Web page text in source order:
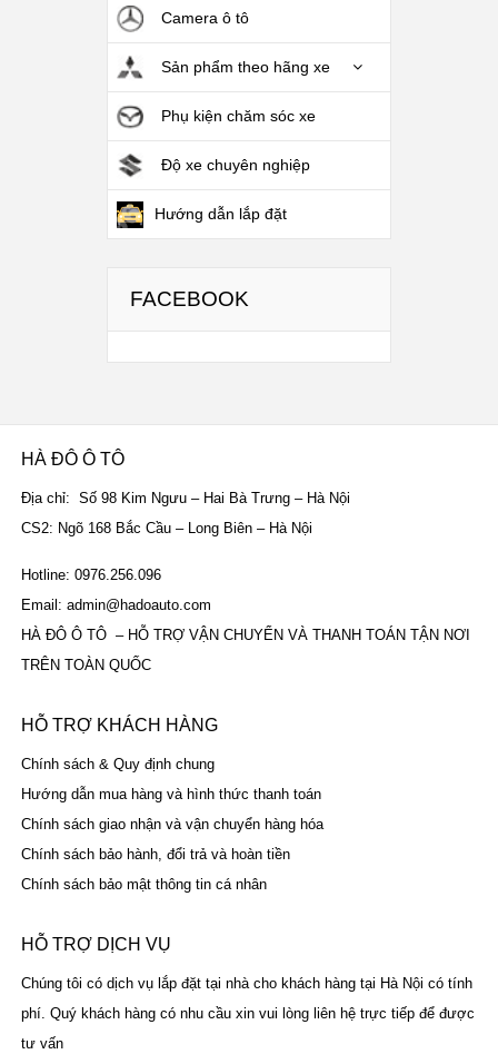
Camera ô tô
Sản phẩm theo hãng xe
Phụ kiện chăm sóc xe
Độ xe chuyên nghiệp
Hướng dẫn lắp đặt
FACEBOOK
HÀ ĐÔ Ô TÔ
Địa chỉ: Số 98 Kim Ngưu – Hai Bà Trưng – Hà Nội
CS2: Ngõ 168 Bắc Cầu – Long Biên – Hà Nội
Hotline: 0976.256.096
Email: admin@hadoauto.com
HÀ ĐÔ Ô TÔ – HỖ TRỢ VẬN CHUYỂN VÀ THANH TOÁN TẬN NƠI
TRÊN TOÀN QUỐC
HỖ TRỢ KHÁCH HÀNG
Chính sách & Quy định chung
Hướng dẫn mua hàng và hình thức thanh toán
Chính sách giao nhận và vận chuyển hàng hóa
Chính sách bảo hành, đổi trả và hoàn tiền
Chính sách bảo mật thông tin cá nhân
HỖ TRỢ DỊCH VỤ
Chúng tôi có dịch vụ lắp đặt tại nhà cho khách hàng tại Hà Nội có tính
phí. Quý khách hàng có nhu cầu xin vui lòng liên hệ trực tiếp để được
tư vấn